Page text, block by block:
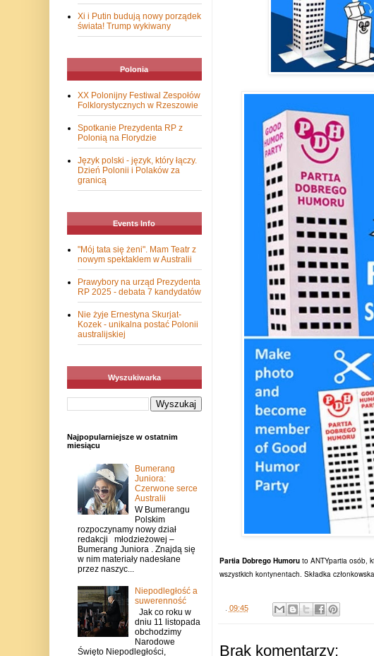
Partia Dobrego Humoruto ANTYpartia osób,
wszystkich kontynentach. Składka
. 09:45
Brak komentarzy:
Xi i Putin budują nowy porządek
świata! Trump wykiwany
Polonia
XX Polonijny Festiwal Zespołów
Folklorystycznych w Rzeszowie
Spotkanie Prezydenta RP z
Polonią na Florydzie
Język polski - język, który łączy.
Dzień Polonii i Polaków za
granicą
Events Info
"Mój tata się żeni". Mam Teatr z
nowym spektaklem w Australii
Prawybory na urząd Prezydenta
RP 2025 - debata 7 kandydatów
Nie żyje Ernestyna Skurjat-
Kozek - unikalna postać Polonii
australijskiej
Wyszukiwarka
Najpopularniejsze w ostatnim
miesiącu
Bumerang
Juniora:
Czerwone serce
Australii
W Bumerangu
Polskim
rozpoczynamy nowy dział
redakcji młodzieżowej –
Bumerang Juniora . Znajdą się
w nim materiały nadesłane
przez naszyc...
Niepodległość a
suwerenność
Jak co roku w
dniu 11 listopada
obchodzimy
Narodowe
Święto Niepodległości,